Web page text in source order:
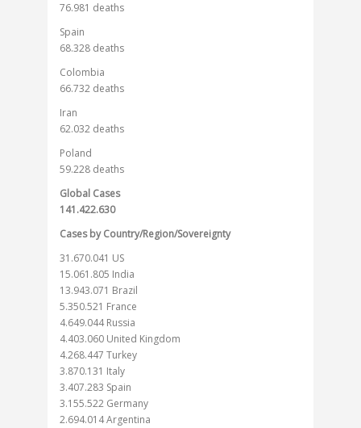
76.981 deaths
Spain
68.328 deaths
Colombia
66.732 deaths
Iran
62.032 deaths
Poland
59.228 deaths
Global Cases
141.422.630
Cases by Country/Region/Sovereignty
31.670.041 US
15.061.805 India
13.943.071 Brazil
5.350.521 France
4.649.044 Russia
4.403.060 United Kingdom
4.268.447 Turkey
3.870.131 Italy
3.407.283 Spain
3.155.522 Germany
2.694.014 Argentina